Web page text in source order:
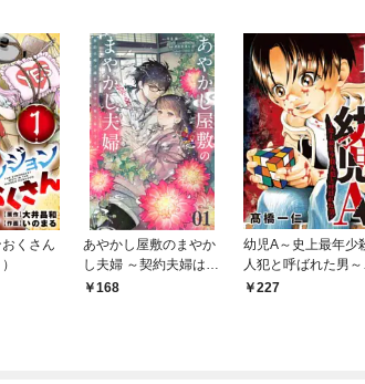
くさん
あやかし屋敷のまやか
し夫婦 ～契約夫婦は鎌
倉で妖怪の集う家を守
168
幼児A～史上最年少
人犯と呼ばれた男～
【単話】（１）
227